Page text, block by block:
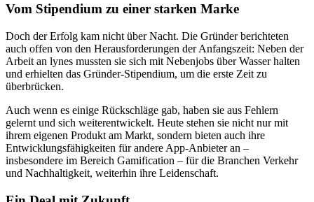
Vom Stipendium zu einer starken Marke
Doch der Erfolg kam nicht über Nacht. Die Gründer berichteten
auch offen von den Herausforderungen der Anfangszeit: Neben der
Arbeit an lynes mussten sie sich mit Nebenjobs über Wasser halten
und erhielten das Gründer-Stipendium, um die erste Zeit zu
überbrücken.
Auch wenn es einige Rückschläge gab, haben sie aus Fehlern
gelernt und sich weiterentwickelt. Heute stehen sie nicht nur mit
ihrem eigenen Produkt am Markt, sondern bieten auch ihre
Entwicklungsfähigkeiten für andere App-Anbieter an –
insbesondere im Bereich Gamification – für die Branchen Verkehr
und Nachhaltigkeit, weiterhin ihre Leidenschaft.